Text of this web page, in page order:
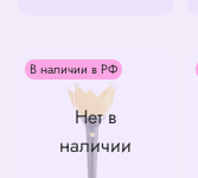
Нет в
наличии
В наличии в РФ